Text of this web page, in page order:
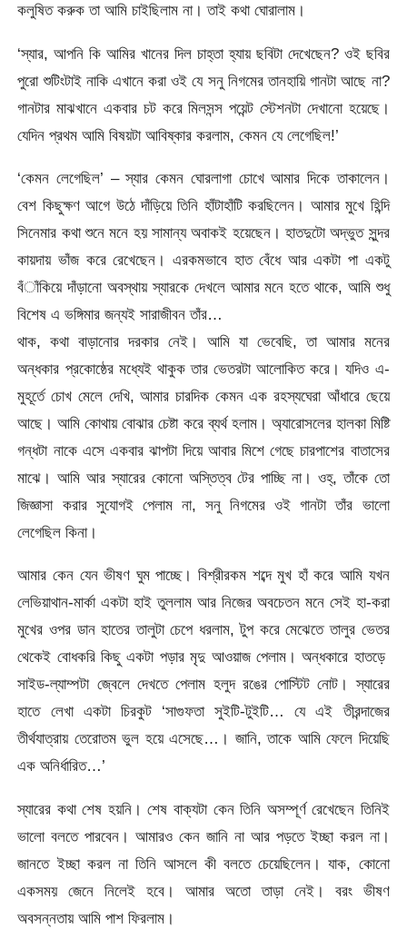
কলুষিত করুক তা আমি চাইছিলাম না। তাই কথা ঘোরালাম।
‘স্যার, আপনি কি আমির খানের দিল চাহ্তা হ্যায় ছবিটা দেখেছেন? ওই ছবির
পুরো শুটিংটাই নাকি এখানে করা ওই যে সনু নিগমের তানহায়ি গানটা আছে না?
গানটার মাঝখানে একবার চট করে মিলসন্স পয়েন্ট স্টেশনটা দেখানো হয়েছে।
যেদিন প্রথম আমি বিষয়টা আবিষ্কার করলাম, কেমন যে লেগেছিল!’
‘কেমন লেগেছিল’ – স্যার কেমন ঘোরলাগা চোখে আমার দিকে তাকালেন।
বেশ কিছুক্ষণ আগে উঠে দাঁড়িয়ে তিনি হাঁটাহাঁটি করছিলেন। আমার মুখে হিন্দি
সিনেমার কথা শুনে মনে হয় সামান্য অবাকই হয়েছেন। হাতদুটো অদ্ভুত সুন্দর
কায়দায় ভাঁজ করে রেখেছেন। এরকমভাবে হাত বেঁধে আর একটা পা একটু
বঁাঁকিয়ে দাঁড়ানো অবস্থায় স্যারকে দেখলে আমার মনে হতে থাকে, আমি শুধু
বিশেষ এ ভঙ্গিমার জন্যই সারাজীবন তাঁর…
থাক, কথা বাড়ানোর দরকার নেই। আমি যা ভেবেছি, তা আমার মনের
অন্ধকার প্রকোষ্ঠের মধ্যেই থাকুক তার ভেতরটা আলোকিত করে। যদিও এ-
মুহূর্তে চোখ মেলে দেখি, আমার চারদিক কেমন এক রহস্যঘেরা আঁধারে ছেয়ে
আছে। আমি কোথায় বোঝার চেষ্টা করে ব্যর্থ হলাম। অ্যারোসলের হালকা মিষ্টি
গন্ধটা নাকে এসে একবার ঝাপটা দিয়ে আবার মিশে গেছে চারপাশের বাতাসের
মাঝে। আমি আর স্যারের কোনো অস্তিত্ব টের পাচ্ছি না। ওহ্, তাঁকে তো
জিজ্ঞাসা করার সুযোগই পেলাম না, সনু নিগমের ওই গানটা তাঁর ভালো
লেগেছিল কিনা।
আমার কেন যেন ভীষণ ঘুম পাচ্ছে। বিশ্রীরকম শব্দে মুখ হাঁ করে আমি যখন
লেভিয়াথান-মার্কা একটা হাই তুললাম আর নিজের অবচেতন মনে সেই হা-করা
মুখের ওপর ডান হাতের তালুটা চেপে ধরলাম, টুপ করে মেঝেতে তালুর ভেতর
থেকেই বোধকরি কিছু একটা পড়ার মৃদু আওয়াজ পেলাম। অন্ধকারে হাতড়ে
সাইড-ল্যাম্পটা জ্বেলে দেখতে পেলাম হলুদ রঙের পোস্টিট নোট। স্যারের
হাতে লেখা একটা চিরকুট ‘সাগুফতা সুইটি-টুইটি… যে এই তীরন্দাজের
তীর্থযাত্রায় তেরোতম ভুল হয়ে এসেছে…। জানি, তাকে আমি ফেলে দিয়েছি
এক অনির্ধারিত…’
স্যারের কথা শেষ হয়নি। শেষ বাক্যটা কেন তিনি অসম্পূর্ণ রেখেছেন তিনিই
ভালো বলতে পারবেন। আমারও কেন জানি না আর পড়তে ইচ্ছা করল না।
জানতে ইচ্ছা করল না তিনি আসলে কী বলতে চেয়েছিলেন। যাক, কোনো
একসময় জেনে নিলেই হবে। আমার অতো তাড়া নেই। বরং ভীষণ
অবসন্নতায় আমি পাশ ফিরলাম।